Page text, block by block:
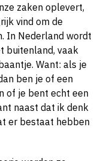
zaken oplevert,
vind om de
In Nederland wordt
buitenland, vaak
Want: als je
ben je of een
of je bent echt een
naast dat ik denk
er bestaat hebben